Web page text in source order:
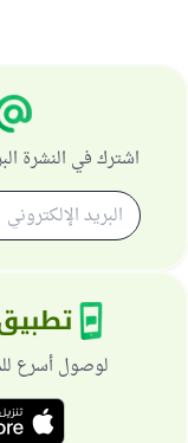
اشترك في النشرة
لوصول أسرع